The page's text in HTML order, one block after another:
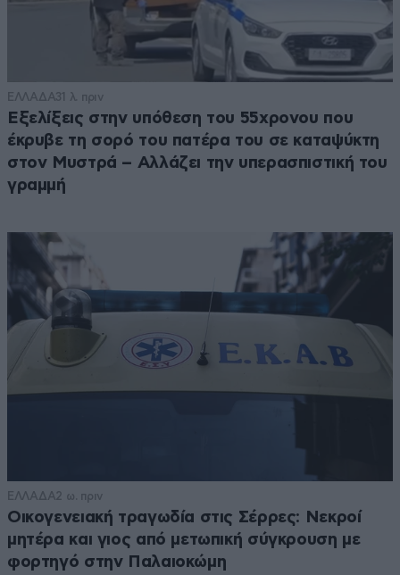
ΕΛΛΑΔΑ31 λ. πριν
Εξελίξεις στην υπόθεση του 55χρονου που
έκρυβε τη σορό του πατέρα του σε καταψύκτη
στον Μυστρά – Αλλάζει την υπερασπιστική του
γραμμή
ΕΛΛΑΔΑ2 ω. πριν
Οικογενειακή τραγωδία στις Σέρρες: Νεκροί
μητέρα και γιος από μετωπική σύγκρουση με
φορτηγό στην Παλαιοκώμη